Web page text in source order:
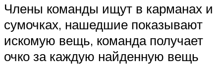
Члены команды ищут в карманах и
сумочках, нашедшие показывают
искомую вещь, команда получает
очко за каждую найденную вещь